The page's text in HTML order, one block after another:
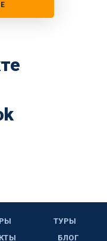
ТУРЫ
БЛОГ